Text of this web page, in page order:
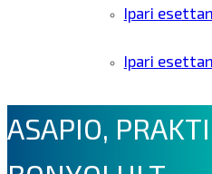
Ipari
Ipari
ASAPIO,